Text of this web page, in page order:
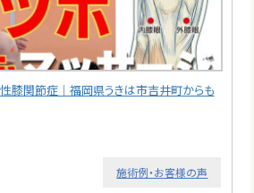
膝関節症｜福岡県うきは市吉井町からも
施術例・お客様の声